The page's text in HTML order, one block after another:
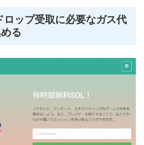
ップ受取に必要なガス代
る